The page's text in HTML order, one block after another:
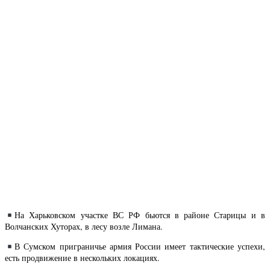
На Харьковском участке ВС РФ бьются в районе Старицы и в
Волчанских Хуторах, в лесу возле Лимана.
В Сумском приграничье армия России имеет тактические успехи,
есть продвижение в нескольких локациях.